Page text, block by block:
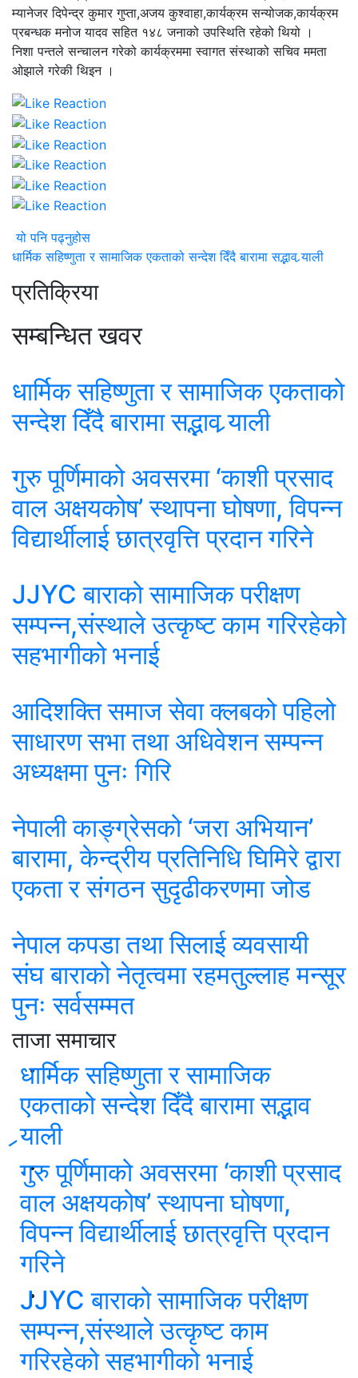
म्यानेजर दिपेन्द्र कुमार गुप्ता,अजय कुश्वाहा,कार्यक्रम सन्योजक,कार्यक्रम
प्रबन्धक मनोज यादव सहित १४८ जनाको उपस्थिति रहेको थियो ।
निशा पन्तले सन्चालन गरेको कार्यक्रममा स्वागत संस्थाको सचिव ममता
ओझाले गरेकी थिइन ।
यो पनि पढ्नुहोस
धार्मिक सहिष्णुता र सामाजिक एकताको सन्देश दिँदै बारामा सद्भाव र्‍याली
प्रतिक्रिया
सम्बन्धित खवर
धार्मिक सहिष्णुता र सामाजिक एकताको
सन्देश दिँदै बारामा सद्भाव र्‍याली
गुरु पूर्णिमाको अवसरमा ‘काशी प्रसाद
वाल अक्षयकोष’ स्थापना घोषणा, विपन्न
विद्यार्थीलाई छात्रवृत्ति प्रदान गरिने
JJYC बाराको सामाजिक परीक्षण
सम्पन्न,संस्थाले उत्कृष्ट काम गरिरहेको
सहभागीको भनाई
आदिशक्ति समाज सेवा क्लबको पहिलो
साधारण सभा तथा अधिवेशन सम्पन्न
अध्यक्षमा पुनः गिरि
नेपाली काङ्ग्रेसको ‘जरा अभियान’
बारामा, केन्द्रीय प्रतिनिधि घिमिरे द्वारा
एकता र संगठन सुदृढीकरणमा जोड
नेपाल कपडा तथा सिलाई व्यवसायी
संघ बाराको नेतृत्वमा रहमतुल्लाह मन्सूर
पुनः सर्वसम्मत
ताजा समाचार
धार्मिक सहिष्णुता र सामाजिक
एकताको सन्देश दिँदै बारामा सद्भाव
र्‍याली
गुरु पूर्णिमाको अवसरमा ‘काशी प्रसाद
वाल अक्षयकोष’ स्थापना घोषणा,
विपन्न विद्यार्थीलाई छात्रवृत्ति प्रदान
गरिने
JJYC बाराको सामाजिक परीक्षण
सम्पन्न,संस्थाले उत्कृष्ट काम
गरिरहेको सहभागीको भनाई